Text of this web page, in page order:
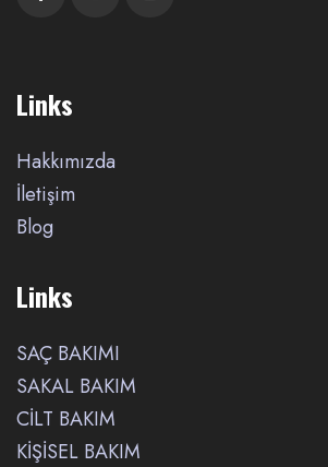
Links
Hakkımızda
İletişim
Blog
Links
SAÇ BAKIMI
SAKAL BAKIM
CİLT BAKIM
KİŞİSEL BAKIM